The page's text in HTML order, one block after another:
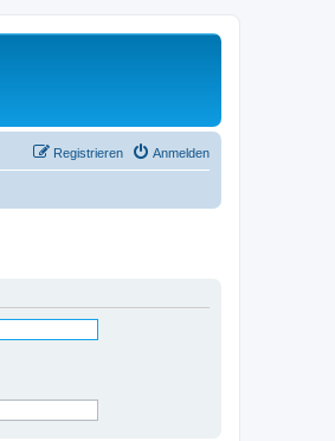
Anmelden
Registrieren